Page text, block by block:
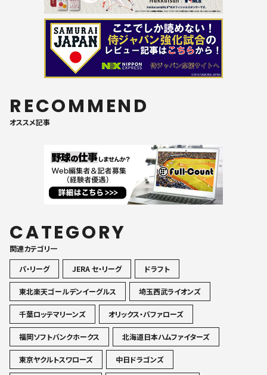
RECOMMEND
オススメ記事
CATEGORY
関連カテゴリ一
パ・リーグ
JERA セ・リーグ ドラフト
東北楽天ゴールデンイーグルス 埼玉西武ライオンズ
千葉ロッテマリーンズ オリックス・バファローズ
福岡ソフトバンクホークス 北海道日本ハムファイターズ
東京ヤクルトスワローズ 中日ドラゴンズ